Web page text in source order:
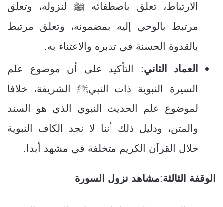
الارتباط، تعلق باصطفائه ﷺ لنزوله، وتعلق
مرتبط بالوحي إليه بمضمونه، وتعلق مرتبط
بالقدوة الحسنة في تدبره والاعتناء به.
العماد الثاني: التأكيد على أن موضوع علم
السيرة النبوية ذات النبيﷺ الشريفة، خلافا
لموضوع علم الحديث النبوي الذي هو السند
والمتن، ودليل ذلك أننا لا نجد الكاف النبوية
خلال القرآن الكريم متخلفة في مشهد أبدا.
الوقفة الثالثة:مشاهد نزول السورة